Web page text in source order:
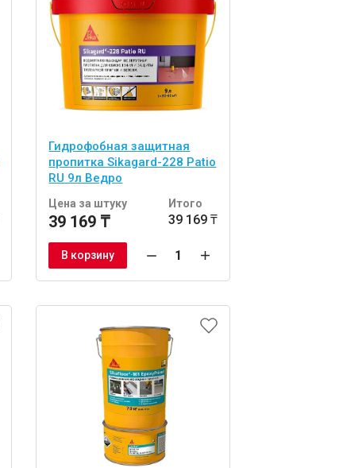
Гидрофобная защитная
пропитка Sikagard-228 Patio
RU 9л Ведро
Цена за штуку
39 169 ₸
Итого
39 169 ₸
В корзину